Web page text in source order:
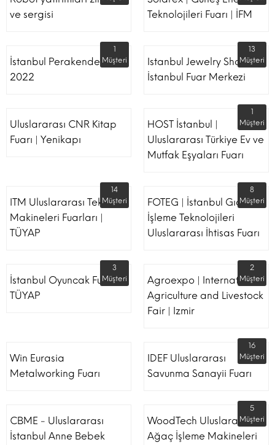
ve sergisi
Teknolojileri Fuarı | İFM
İstanbul Perakende Fuarı
2022
1
Müşteri
Istanbul Jewelry Show |
İstanbul Fuar Merkezi
13
Müşteri
Uluslararası CNR Kitap
Fuarı | Yenikapı
HOST İstanbul |
Uluslararası Türkiye Ev ve
Mutfak Eşyaları Fuarı
1
Müşteri
ITM Uluslararası Tekstil
Makineleri Fuarları |
TÜYAP
14
Müşteri
FOTEG | İstanbul Gıda
İşleme Teknolojileri
Uluslararası İhtisas Fuarı
8
Müşteri
İstanbul Oyuncak Fuarı -
TÜYAP
3
Müşteri
Agroexpo | International
Agriculture and Livestock
Fair | Izmir
2
Müşteri
Win Eurasia
Metalworking Fuarı
IDEF Uluslararası
Savunma Sanayii Fuarı
16
Müşteri
CBME - Uluslararası
İstanbul Anne Bebek
WoodTech Uluslararası
Ağaç İşleme Makineleri
5
Müşteri